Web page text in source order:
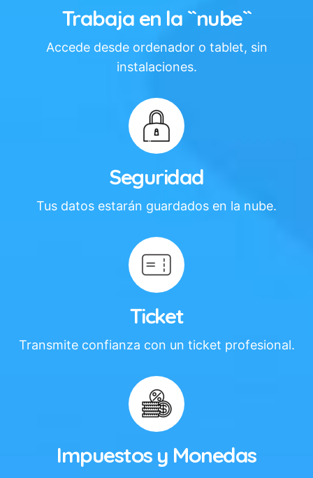
Trabaja en la ``nube``
Accede desde ordenador o tablet, sin
instalaciones.
Seguridad
Tus datos estarán guardados en la nube.
Ticket
Transmite confianza con un ticket profesional.
Impuestos y Monedas